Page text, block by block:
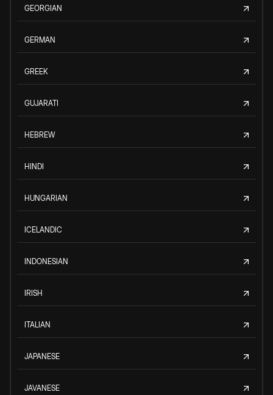
GEORGIAN
GERMAN
GREEK
GUJARATI
HEBREW
HINDI
HUNGARIAN
ICELANDIC
INDONESIAN
IRISH
ITALIAN
JAPANESE
JAVANESE